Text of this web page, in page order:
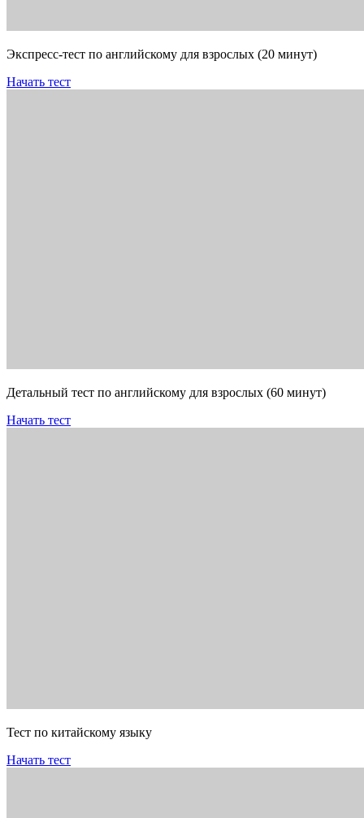
Экспресс-тест по английскому для взрослых (20 минут)
Начать тест
Детальный тест по английскому для взрослых (60 минут)
Начать тест
Тест по китайскому языку
Начать тест